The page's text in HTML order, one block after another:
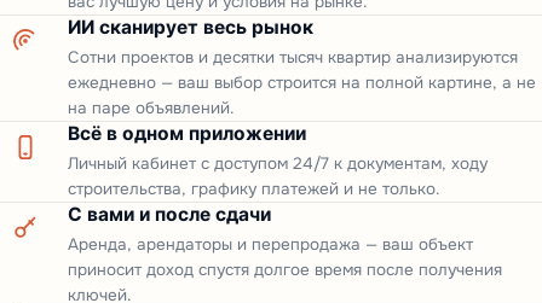
ИИ сканирует весь рынок
Сотни проектов и десятки тысяч квартир анализируются
ежедневно — ваш выбор строится на полной картине, а не
на паре объявлений.
Всё в одном приложении
Личный кабинет с доступом 24/7 к документам, ходу
строительства, графику платежей и не только.
С вами и после сдачи
Аренда, арендаторы и перепродажа — ваш объект
приносит доход спустя долгое время после получения
ключей.